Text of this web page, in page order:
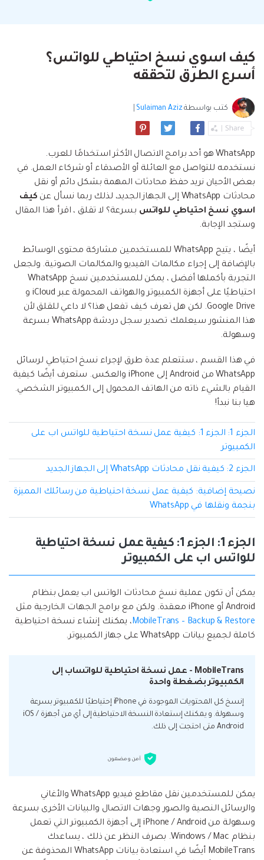
مشاهدة جميع المنتجات
Photo
Creative Center
ملخص
ملخص
محول PDF
قوالب PDF
MobileTrans
نقل بيانات الجوال.
استعادة الفيديو التالف.
Explore
ملخص
استعادة الصور
إصلاح الفيديو
نقل WhatsApp
تحديث iOS
Backup & Restore
Playlist Transfer
أخرى.
تطبيقات الهاتف
نقل بيانات WhatsApp و WhatsApp Business بدون
إعادة ضبط المصنع.
MobileTrans App
نقل بيانات الهاتف وبيانات WhatsApp والملفات بين
Status Saver for WhatsApp
حفاظ الحالة ، وقراءة الدردشات المحذوفة، واستخدام
اثنين من WhatsApp، والمزيد من أجلك.
المقالات المتميزة
تعلم المزيد
كيف اسوي نسخ احتياطي للواتس؟
أسرع الطرق لتحققه
كتب بواسطةSulaiman Aziz
WhatsApp هو أحد برامج الاتصال الأكثر استخدامًا للعرب.
نستخدمه للتواصل مع العائلة أو الأصدقاء أو شركاء العمل. في
بعض الأحيان نريد حفظ محادثات المهمة بشكل دائم أو نقل
محادثات WhatsApp إلى الجهاز الجديد، لذلك ربما نسأل عن
كيف
اسوي نسخ احتياطي للواتس بسرعة؟ لا تقلق ، اقرأ هذا المقال
وستجد الإجابة.
أيضًا ، يتيح WhatsApp للمستخدمين مشاركة محتوى الوسائط
بالإضافة إلى إجراء مكالمات الفيديو والمكالمات الصوتية. ولجعل
التجربة بأكملها أفضل ، يمكن للمستخدمين نسخ WhatsApp
احتياطيًا على أجهزة الكمبيوتر والهواتف المحمولة عبر iCloud و
Google Drive. لكن هل تعرف كيف تفعل هذا؟ لا داعي للقلق لأن
هذا المنشور سيعلمك تصدير سجل دردشة WhatsApp بسرعة
وسهولة.
في هذا القسم ، ستتعلم عدة طرق لإجراء نسخ احتياطي لرسائل
WhatsApp من Android إلى iPhone والعكس. ستعرف أيضًا كيفية
القيام بالشيء ذاته من الهاتف المحمول إلى الكمبيوتر الشخصي.
هيا بنا نبدأ!
الجزء 1: الجزء 1: كيفية عمل نسخة احتياطية للواتس اب على
الكمبيوتر
الجزء 2: كيفية نقل محادثات WhatsApp إلى الجهاز الجديد
نصيحة إضافية: كيفية عمل نسخة احتياطية من رسائلك المميزة
بنجمة ونقلها في WhatsApp
الجزء 1: الجزء 1: كيفية عمل نسخة احتياطية
للواتس اب على الكمبيوتر
يمكن أن تكون عملية نسخ محادثات الواتس اب يعمل بنظام
Android أو iPhone معقدة. ولكن مع برامج الجهات الخارجية مثل
MobileTrans – Backup & Restore، يمكنك إنشاء نسخة احتياطية
كاملة لجميع بيانات WhatsApp على جهاز الكمبيوتر.
MobileTrans - عمل نسخة احتياطية للواتساب إلى
الكمبيوتر بضغطة واحدة
إنسخ كل المحتويات الموجودة في iPhone إحتياطيًا للكمبيوتر بسرعة
وسهولة. و يمكنك إستعادة النسخة الاحتياطية إلى أي من أجهزة iOS /
Android متى احتجت إلى ذلك.
آمن و مضمون
يمكن للمستخدمين نقل مقاطع فيديو WhatsApp والأغاني
والرسائل النصية والصور وجهات الاتصال والبيانات الأخرى بسرعة
وسهولة من iPhone / Android إلى أجهزة الكمبيوتر التي تعمل
بنظام Windows / Mac. بصرف النظر عن ذلك ، يساعدك
MobileTrans أيضًا في استعادة بيانات WhatsApp المحذوفة عن